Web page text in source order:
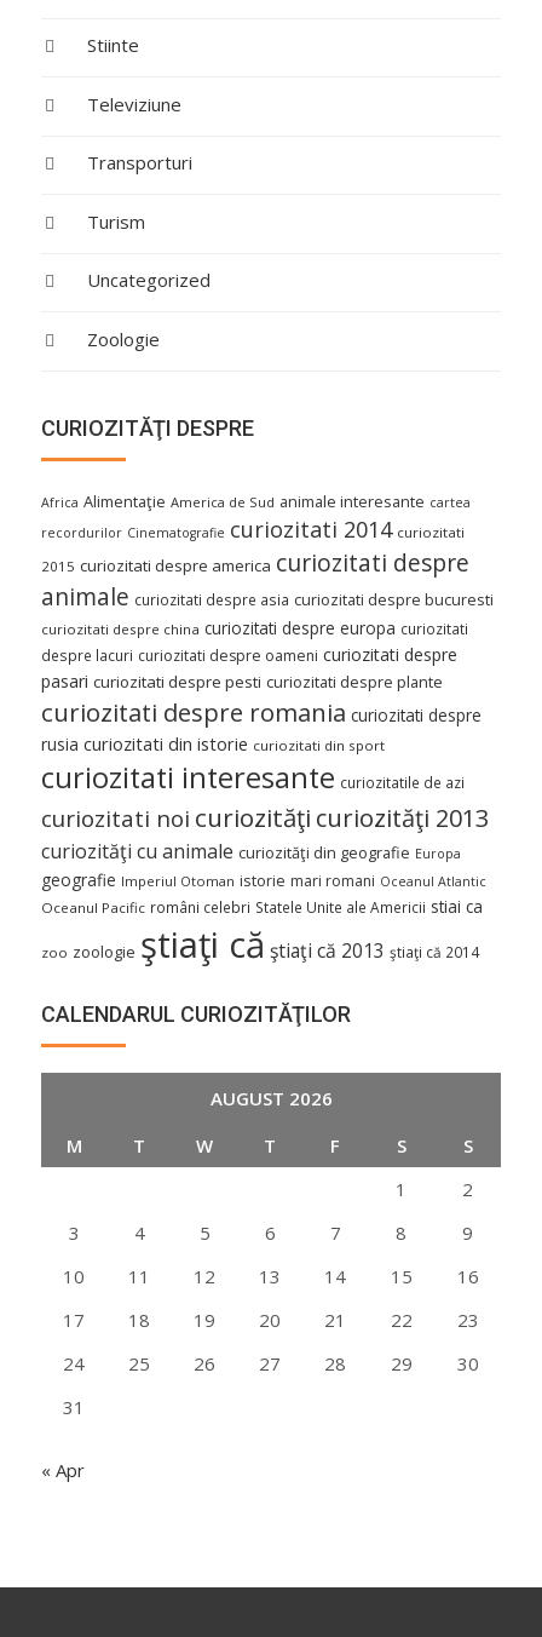
Stiinte
Televiziune
Transporturi
Turism
Uncategorized
Zoologie
CURIOZITĂŢI DESPRE
Africa Alimentaţie America de Sud animale interesante cartea
recordurilor Cinematografie curiozitati 2014 curiozitati
2015 curiozitati despre america curiozitati despre
animale curiozitati despre asia curiozitati despre bucuresti
curiozitati despre china curiozitati despre europa curiozitati
despre lacuri curiozitati despre oameni curiozitati despre
pasari curiozitati despre pesti curiozitati despre plante
curiozitati despre romania curiozitati despre
rusia curiozitati din istorie curiozitati din sport
curiozitati interesante curiozitatile de azi
curiozitati noi curiozităţi curiozităţi 2013
curiozităţi cu animale curiozităţi din geografie Europa
geografie Imperiul Otoman istorie mari romani Oceanul Atlantic
Oceanul Pacific români celebri Statele Unite ale Americii stiai ca
zoo zoologie ştiaţi că ştiaţi că 2013 ştiaţi că 2014
CALENDARUL CURIOZITĂŢILOR
AUGUST 2026
M
T W T F S
S
1
2
3
4 5 6 7 8
9
10
11 12 13 14 15
16
17
18 19 20 21 22
23
24
25 26 27 28 29
30
31
« Apr